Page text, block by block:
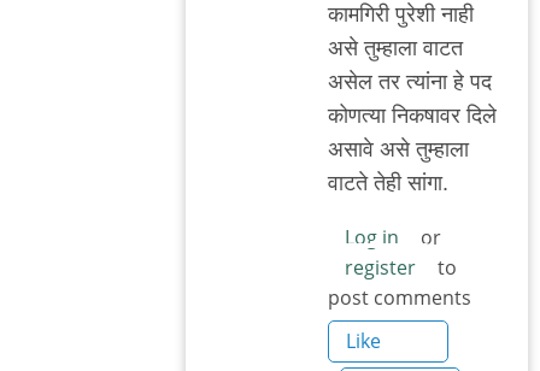
कामगिरी पुरेशी नाही
असे तुम्हाला वाटत
असेल तर त्यांना हे पद
कोणत्या निकषावर दिले
असावे असे तुम्हाला
वाटते तेही सांगा.
Log in
or
register
to
post comments
Like